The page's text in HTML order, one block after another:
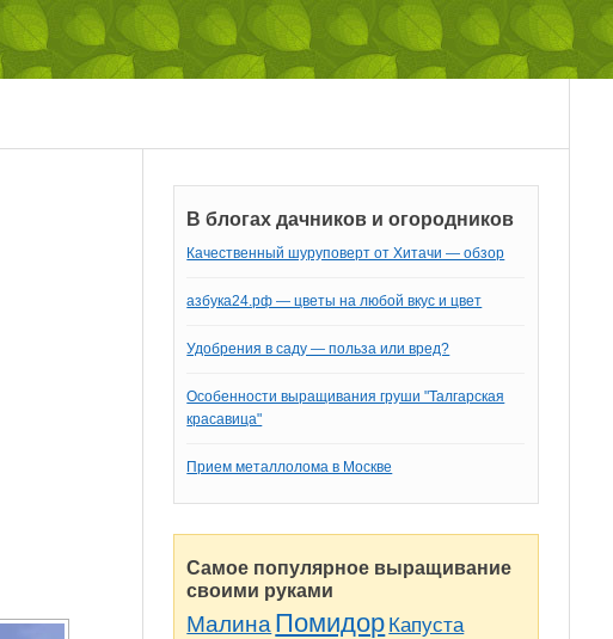
В блогах дачников и огородников
Качественный шуруповерт от Хитачи — обзор
азбука24.рф — цветы на любой вкус и цвет
Удобрения в саду — польза или вред?
Особенности выращивания груши "Талгарская
красавица"
Прием металлолома в Москве
Самое популярное выращивание
своими руками
Малина Помидор Капуста